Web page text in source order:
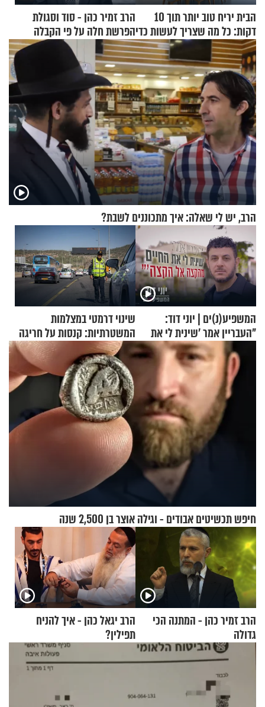
הבית יריח טוב יותר תוך 10
דקות: כל מה שצריך לעשות כדי
לרענן את הבית
הרב זמיר כהן - סוד וסגולת
הפרשת חלה על פי הקבלה
הרב, יש לי שאלה: איך מתכוננים לשבת?
המשפיע(נ)ים | יוני דוד:
"העבריין אמר 'שינית לי את
החיים מהקצה אל הקצה'"
שינוי דרמטי במצלמות
המשטרתיות: קנסות על חריגה
קלה של מהירות
חיפש תכשיטים אבודים - וגילה אוצר בן 2,500 שנה
הרב זמיר כהן - המתנה הכי
גדולה
הרב יגאל כהן - איך להניח
תפילין?